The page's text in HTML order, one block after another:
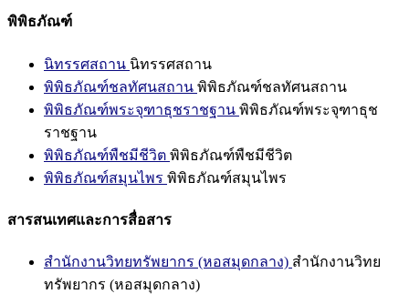
พิพิธภัณฑ์
นิทรรศสถาน นิทรรศสถาน
พิพิธภัณฑ์ชลทัศนสถาน พิพิธภัณฑ์ชลทัศนสถาน
พิพิธภัณฑ์พระจุฑาธุชราชฐาน พิพิธภัณฑ์พระจุฑาธุช
ราชฐาน
พิพิธภัณฑ์พืชมีชีวิต พิพิธภัณฑ์พืชมีชีวิต
พิพิธภัณฑ์สมุนไพร พิพิธภัณฑ์สมุนไพร
สารสนเทศและการสื่อสาร
สำนักงานวิทยทรัพยากร (หอสมุดกลาง) สำนักงานวิทย
ทรัพยากร (หอสมุดกลาง)